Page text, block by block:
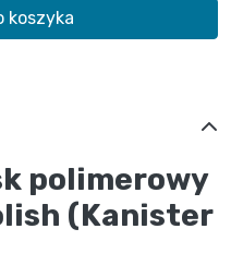
koszyka
polimerowy
(Kanister